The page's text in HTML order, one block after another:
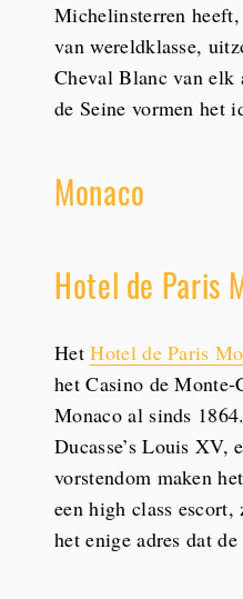
Michelinsterren
van wereldklasse,
Cheval Blanc van elk
de Seine vormen het
Monaco
Hotel de Paris
HetHotel de Paris
het Casino de
Monaco al sinds
Ducasse’s Louis XV,
vorstendom maken
een high class
het enige adres dat